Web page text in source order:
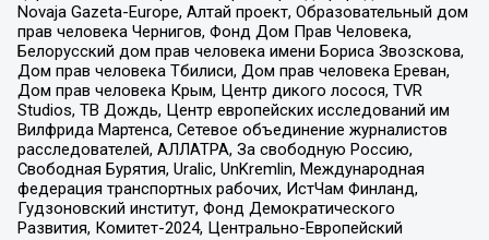
Novaja Gazeta-Europe, Алтай проект, Образовательный дом
прав человека Чернигов, Фонд Дом Прав Человека,
Белорусский дом прав человека имени Бориса Звозскова,
Дом прав человека Тбилиси, Дом прав человека Ереван,
Дом прав человека Крым, Центр дикого лосося, TVR
Studios, ТВ Дождь, Центр европейских исследований им
Вилфрида Мартенса, Сетевое объединение журналистов
расследователей, АЛЛАТРА, За свободную Россию,
Свободная Бурятия, Uralic, UnKremlin, Международная
федерация транспортных рабочих, ИстЧам Финланд,
Гудзоновский институт, Фонд Демократического
Развития, Комитет-2024, Центрально-Европейский